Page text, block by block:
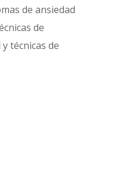
de ansiedad
de
técnicas de